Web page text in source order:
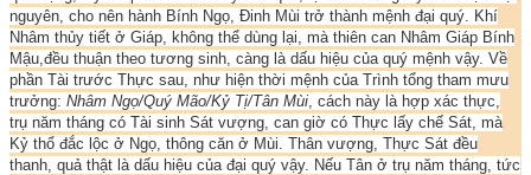
nguyên, cho nên hành Bính Ngọ, Đinh Mùi trở thành mệnh đại quý. Khí
Nhâm thủy tiết ở Giáp, không thể dùng lại, mà thiên can Nhâm Giáp Bính
Mậu,đều thuận theo tương sinh, càng là dấu hiệu của quý mệnh vậy. Về
phần Tài trước Thực sau, như hiện thời mệnh của Trình tổng tham mưu
trưởng: Nhâm Ngọ/Quý Mão/Kỷ Tị/Tân Mùi , cách này là hợp xác thực,
trụ năm tháng có Tài sinh Sát vượng, can giờ có Thực lấy chế Sát, mà
Kỷ thổ đắc lộc ở Ngọ, thông căn ở Mùi. Thân vượng, Thực Sát đều
thanh, quả thật là dấu hiệu của đại quý vậy. Nếu Tân ở trụ năm tháng, tức